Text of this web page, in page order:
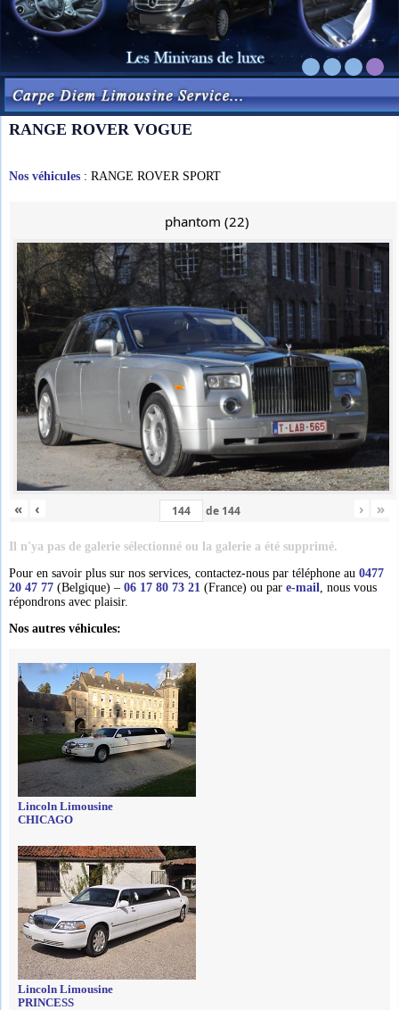
RANGE ROVER VOGUE
Nos véhicules : RANGE ROVER SPORT
phantom (22)
« ‹ de 144 › »
Il n'ya pas de galerie sélectionné ou la galerie a été supprimé.
Pour en savoir plus sur nos services, contactez-nous par téléphone au 0477
20 47 77 (Belgique) – 06 17 80 73 21 (France) ou par e-mail , nous vous
répondrons avec plaisir.
Nos autres véhicules:
Lincoln Limousine
CHICAGO
Lincoln Limousine
PRINCESS